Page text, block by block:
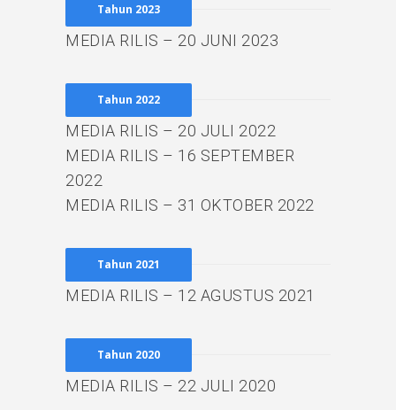
Tahun 2023
MEDIA RILIS – 20 JUNI 2023
Tahun 2022
MEDIA RILIS – 20 JULI 2022
MEDIA RILIS – 16 SEPTEMBER
2022
MEDIA RILIS – 31 OKTOBER 2022
Tahun 2021
MEDIA RILIS – 12 AGUSTUS 2021
Tahun 2020
MEDIA RILIS – 22 JULI 2020